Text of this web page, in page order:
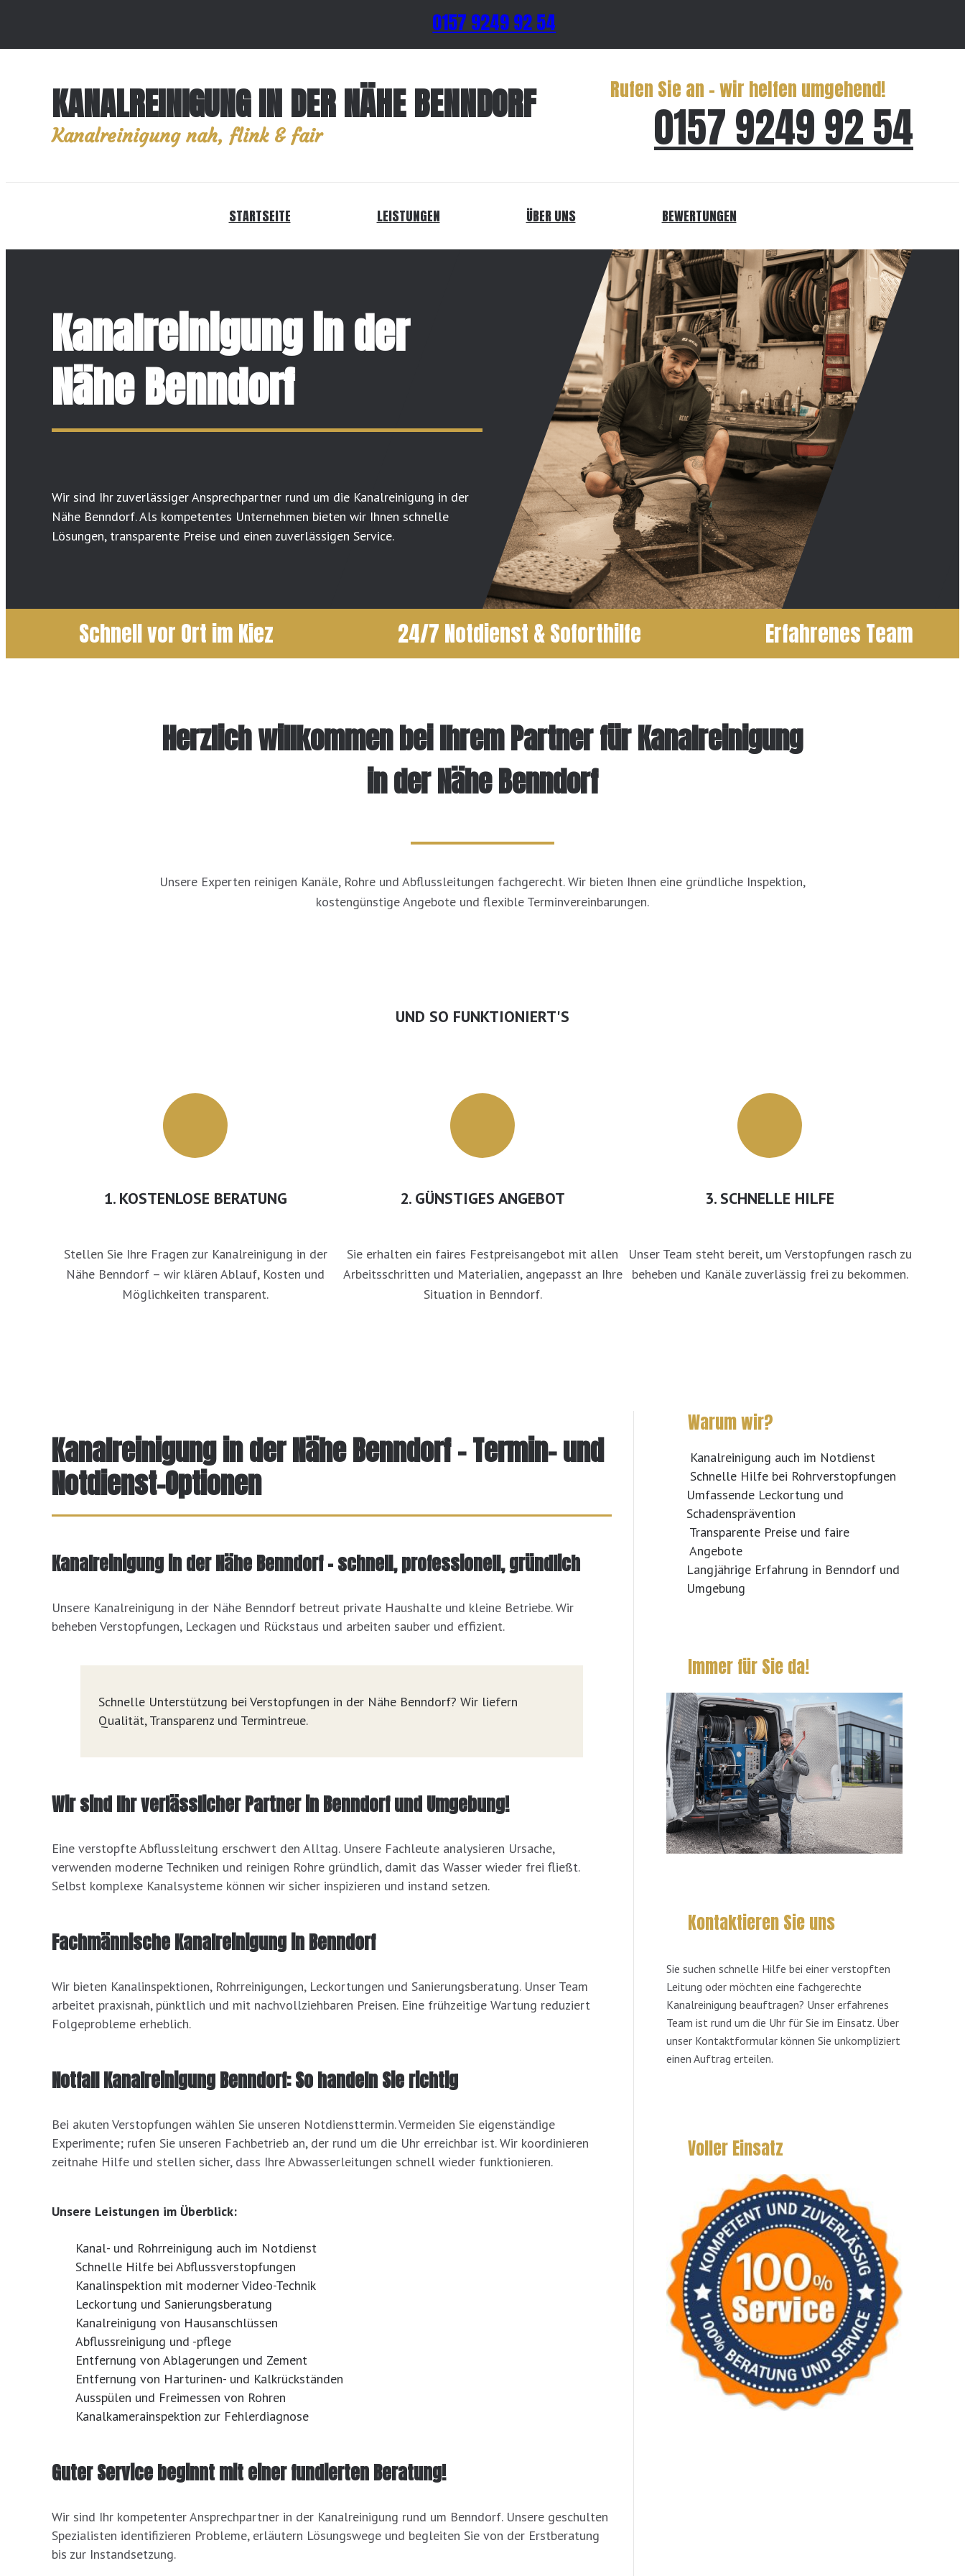
0157 9249 92 54
KANALREINIGUNG IN DER NÄHE BENNDORF
Kanalreinigung nah, flink & fair
Rufen Sie an – wir helfen umgehend!
0157 9249 92 54
STARTSEITE LEISTUNGEN ÜBER UNS BEWERTUNGEN
Kanalreinigung in der
Nähe Benndorf
Wir sind Ihr zuverlässiger Ansprechpartner rund um die Kanalreinigung in der
Nähe Benndorf. Als kompetentes Unternehmen bieten wir Ihnen schnelle
Lösungen, transparente Preise und einen zuverlässigen Service.
Schnell vor Ort im Kiez 24/7 Notdienst & Soforthilfe Erfahrenes Team
Herzlich willkommen bei Ihrem Partner für Kanalreinigung
in der Nähe Benndorf
Unsere Experten reinigen Kanäle, Rohre und Abflussleitungen fachgerecht. Wir bieten Ihnen eine gründliche Inspektion,
kostengünstige Angebote und flexible Terminvereinbarungen.
UND SO FUNKTIONIERT'S
1. KOSTENLOSE BERATUNG
Stellen Sie Ihre Fragen zur Kanalreinigung in der
Nähe Benndorf – wir klären Ablauf, Kosten und
Möglichkeiten transparent.
2. GÜNSTIGES ANGEBOT
Sie erhalten ein faires Festpreisangebot mit allen
Arbeitsschritten und Materialien, angepasst an Ihre
Situation in Benndorf.
3. SCHNELLE HILFE
Unser Team steht bereit, um Verstopfungen rasch zu
beheben und Kanäle zuverlässig frei zu bekommen.
Kanalreinigung in der Nähe Benndorf – Termin- und
Notdienst-Optionen
Kanalreinigung in der Nähe Benndorf – schnell, professionell, gründlich
Unsere Kanalreinigung in der Nähe Benndorf betreut private Haushalte und kleine Betriebe. Wir
beheben Verstopfungen, Leckagen und Rückstaus und arbeiten sauber und effizient.
Schnelle Unterstützung bei Verstopfungen in der Nähe Benndorf? Wir liefern
Qualität, Transparenz und Termintreue.
Wir sind Ihr verlässlicher Partner in Benndorf und Umgebung!
Eine verstopfte Abflussleitung erschwert den Alltag. Unsere Fachleute analysieren Ursache,
verwenden moderne Techniken und reinigen Rohre gründlich, damit das Wasser wieder frei fließt.
Selbst komplexe Kanalsysteme können wir sicher inspizieren und instand setzen.
Fachmännische Kanalreinigung in Benndorf
Wir bieten Kanalinspektionen, Rohrreinigungen, Leckortungen und Sanierungsberatung. Unser Team
arbeitet praxisnah, pünktlich und mit nachvollziehbaren Preisen. Eine frühzeitige Wartung reduziert
Folgeprobleme erheblich.
Notfall Kanalreinigung Benndorf: So handeln Sie richtig
Bei akuten Verstopfungen wählen Sie unseren Notdiensttermin. Vermeiden Sie eigenständige
Experimente; rufen Sie unseren Fachbetrieb an, der rund um die Uhr erreichbar ist. Wir koordinieren
zeitnahe Hilfe und stellen sicher, dass Ihre Abwasserleitungen schnell wieder funktionieren.
Unsere Leistungen im Überblick:
Kanal- und Rohrreinigung auch im Notdienst
Schnelle Hilfe bei Abflussverstopfungen
Kanalinspektion mit moderner Video-Technik
Leckortung und Sanierungsberatung
Kanalreinigung von Hausanschlüssen
Abflussreinigung und -pflege
Entfernung von Ablagerungen und Zement
Entfernung von Harturinen- und Kalkrückständen
Ausspülen und Freimessen von Rohren
Kanalkamerainspektion zur Fehlerdiagnose
Guter Service beginnt mit einer fundierten Beratung!
Wir sind Ihr kompetenter Ansprechpartner in der Kanalreinigung rund um Benndorf. Unsere geschulten
Spezialisten identifizieren Probleme, erläutern Lösungswege und begleiten Sie von der Erstberatung
bis zur Instandsetzung.
Warum wir?
Kanalreinigung auch im Notdienst
Schnelle Hilfe bei Rohrverstopfungen
Umfassende Leckortung und
Schadensprävention
Transparente Preise und faire
Angebote
Langjährige Erfahrung in Benndorf und
Umgebung
Immer für Sie da!
Kontaktieren Sie uns
Sie suchen schnelle Hilfe bei einer verstopften
Leitung oder möchten eine fachgerechte
Kanalreinigung beauftragen? Unser erfahrenes
Team ist rund um die Uhr für Sie im Einsatz. Über
unser Kontaktformular können Sie unkompliziert
einen Auftrag erteilen.
Voller Einsatz